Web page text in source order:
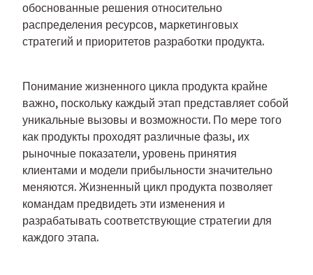
обоснованные решения относительно
распределения ресурсов, маркетинговых
стратегий и приоритетов разработки продукта.
Понимание жизненного цикла продукта крайне
важно, поскольку каждый этап представляет собой
уникальные вызовы и возможности. По мере того
как продукты проходят различные фазы, их
рыночные показатели, уровень принятия
клиентами и модели прибыльности значительно
меняются. Жизненный цикл продукта позволяет
командам предвидеть эти изменения и
разрабатывать соответствующие стратегии для
каждого этапа.